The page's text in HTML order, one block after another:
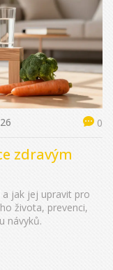
0
zdravým
jak jej upravit pro
života, prevenci,
návyků.